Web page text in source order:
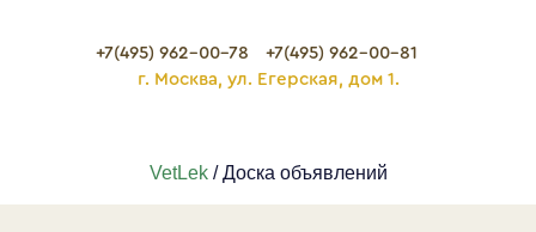
+7(495) 962-00-78
+7(495) 962-00-81
г. Москва, ул. Егерская, дом 1.
VetLek/ Доска объявлений